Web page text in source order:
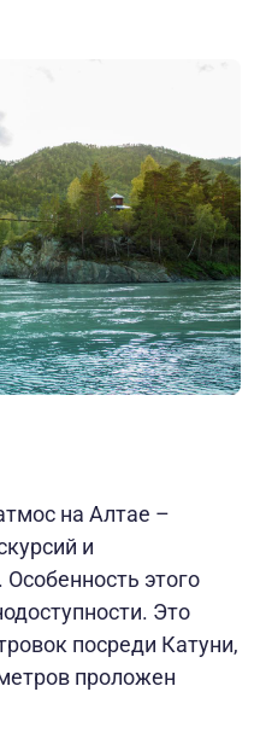
на Алтае –
и
этого
Это
посреди Катуни,
проложен